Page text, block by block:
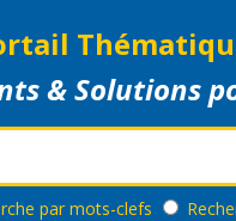
& Solutions
par mots-clefs